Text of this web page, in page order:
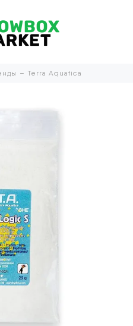
Terra Aquatica